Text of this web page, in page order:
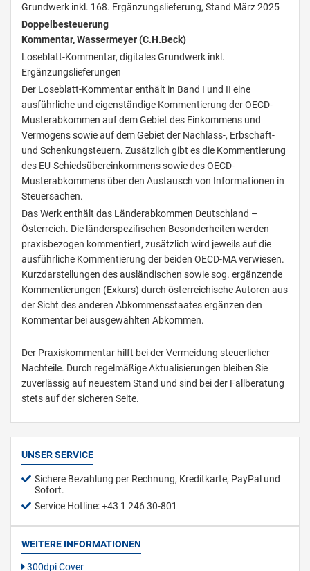
Grundwerk inkl. 168. Ergänzungslieferung, Stand März 2025
Doppelbesteuerung
Kommentar, Wassermeyer (C.H.Beck)
Loseblatt-Kommentar, digitales Grundwerk inkl.
Ergänzungslieferungen
Der Loseblatt-Kommentar enthält in Band I und II eine
ausführliche und eigenständige Kommentierung der OECD-
Musterabkommen auf dem Gebiet des Einkommens und
Vermögens sowie auf dem Gebiet der Nachlass-, Erbschaft-
und Schenkungsteuern. Zusätzlich gibt es die Kommentierung
des EU-Schiedsübereinkommens sowie des OECD-
Musterabkommens über den Austausch von Informationen in
Steuersachen.
Das Werk enthält das Länderabkommen Deutschland –
Österreich. Die länderspezifischen Besonderheiten werden
praxisbezogen kommentiert, zusätzlich wird jeweils auf die
ausführliche Kommentierung der beiden OECD-MA verwiesen.
Kurzdarstellungen des ausländischen sowie sog. ergänzende
Kommentierungen (Exkurs) durch österreichische Autoren aus
der Sicht des anderen Abkommensstaates ergänzen den
Kommentar bei ausgewählten Abkommen.
Der Praxiskommentar hilft bei der Vermeidung steuerlicher
Nachteile. Durch regelmäßige Aktualisierungen bleiben Sie
zuverlässig auf neuestem Stand und sind bei der Fallberatung
stets auf der sicheren Seite.
UNSER SERVICE
Sichere Bezahlung per Rechnung, Kreditkarte, PayPal und
Sofort.
Service Hotline: +43 1 246 30-801
WEITERE INFORMATIONEN
300dpi Cover